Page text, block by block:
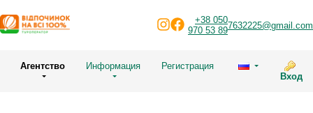
+38 050
970 53 897632225@gmail.com
Агентство Информация
Регистрация
Вход